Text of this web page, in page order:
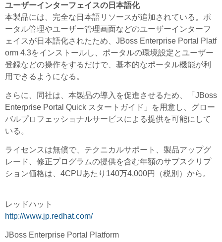
ユーザーインターフェイスの日本語化
本製品には、完全な日本語リソースが追加されている。ポ
ータル管理やユーザー管理画面などのユーザーインターフ
ェイスが日本語化されたため、JBoss Enterprise Portal Platf
orm 4.3をインストールし、ポータルの環境設定とユーザー
登録などの操作をするだけで、基本的なポータル機能が利
用できるようになる。
さらに、同社は、本製品の導入を促進させるため、「JBoss
Enterprise Portal Quick スタートガイド」を用意し、グロー
バルプロフェッショナルサービスによる提供を可能にして
いる。
ライセンスは無償で、テクニカルサポート、製品アップグ
レード、修正プログラムの提供を含む年額のサブスクリプ
ション価格は、4CPUあたり140万4,000円（税別）から。
レッドハット
http://www.jp.redhat.com/
JBoss Enterprise Portal Platform